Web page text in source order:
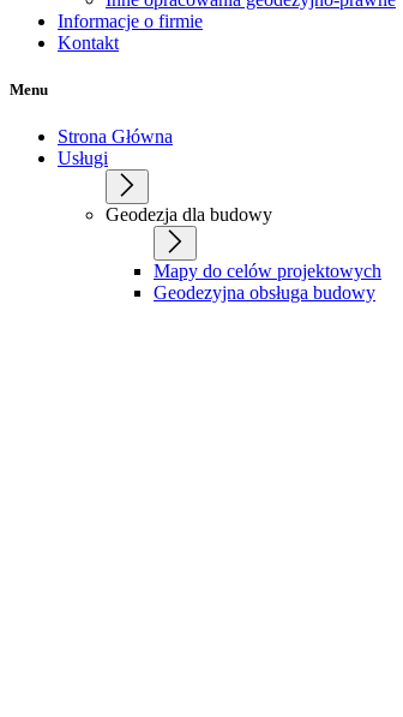
Informacje o firmie
Kontakt
Menu
Strona Główna
Usługi
Geodezja dla budowy
Mapy do celów projektowych
Geodezyjna obsługa budowy